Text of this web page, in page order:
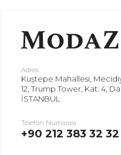
Adres
Kuştepe Mahallesi,
12, Trump Tower, Kat: 4,
İSTANBUL
Telefon Numarası
+90 212 383 32 32